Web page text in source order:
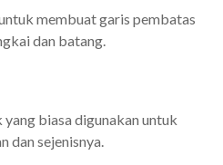
membuat garis pembatas
dan batang.
biasa digunakan untuk
dan sejenisnya.